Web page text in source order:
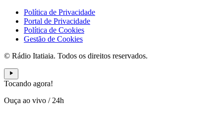
Política de Privacidade
Portal de Privacidade
Política de Cookies
Gestão de Cookies
© Rádio Itatiaia. Todos os direitos reservados.
Tocando agora!
Ouça ao vivo / 24h